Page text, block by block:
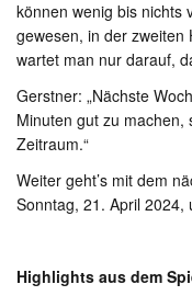
können wenig bis nichts
gewesen, in der zweiten
wartet man nur darauf,
Gerstner: „Nächste
Minuten gut zu
Zeitraum.“
Weiter geht’s mit dem
Sonntag, 21. April 2024,
Highlights aus dem